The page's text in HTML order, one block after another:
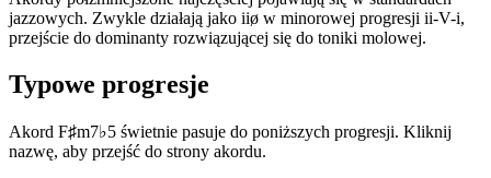
jazzowych. Zwykle działają jako iiø w minorowej progresji ii-V-i,
przejście do dominanty rozwiązującej się do toniki molowej.
Typowe progresje
Akord F♯m7♭5 świetnie pasuje do poniższych progresji. Kliknij
nazwę, aby przejść do strony akordu.